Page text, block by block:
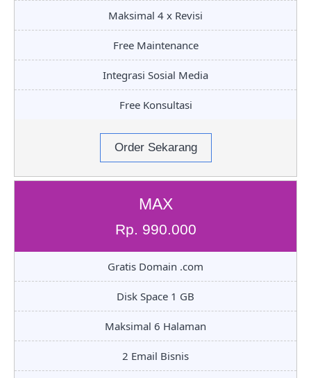
Maksimal 4 x Revisi
Free Maintenance
Integrasi Sosial Media
Free Konsultasi
Order Sekarang
MAX
Rp. 990.000
Gratis Domain .com
Disk Space 1 GB
Maksimal 6 Halaman
2 Email Bisnis